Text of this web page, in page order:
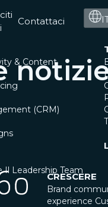
Contattaci
& Content
(CRM)
Il Leadership Team
CRESCERE
Brand
experience